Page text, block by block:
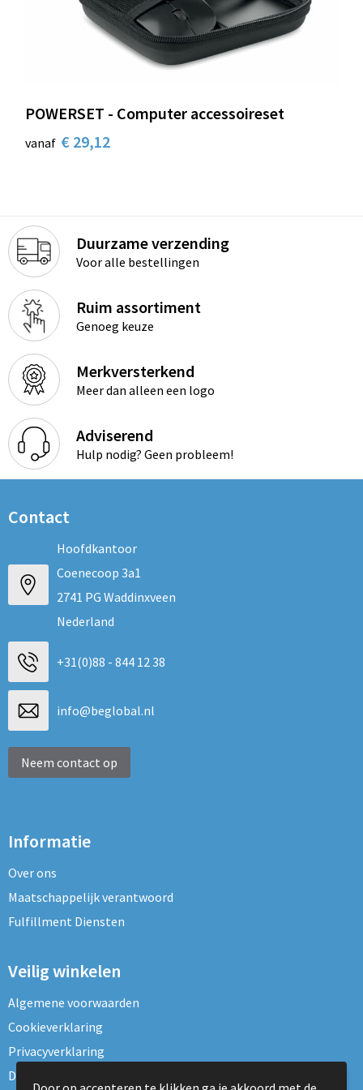
Schoudertassen
Strandtassen
Trolleys
Waterbestendige tassen
Reistassensets
Goodiebags
POWERSET - Computer accessoireset
vanaf € 29,12
Duurzame verzending
Voor alle bestellingen
Ruim assortiment
Genoeg keuze
Merkversterkend
Meer dan alleen een logo
Adviserend
Hulp nodig? Geen probleem!
Contact
Hoofdkantoor
Coenecoop 3a1
2741 PG Waddinxveen
Nederland
+31(0)88 - 844 12 38
info@beglobal.nl
Neem contact op
Informatie
Over ons
Maatschappelijk verantwoord
Fulfillment Diensten
Veilig winkelen
Algemene voorwaarden
Cookieverklaring
Privacyverklaring
Disclaimer